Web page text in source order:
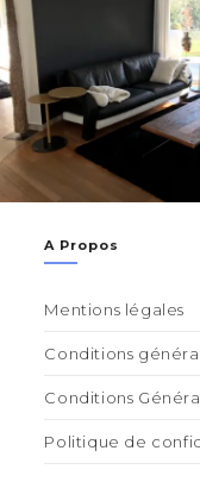
A Propos
Mentions légales
Conditions
Conditions
Politique de